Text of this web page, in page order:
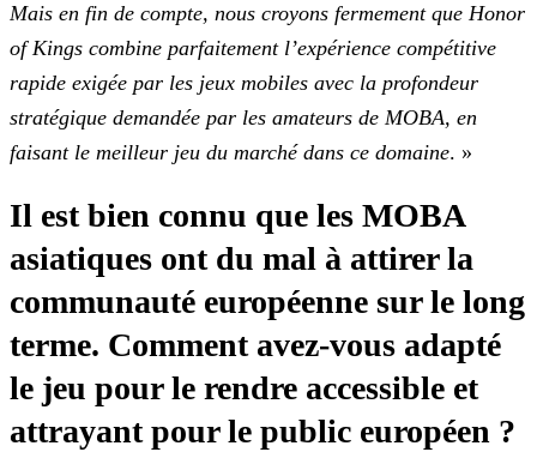
Mais en fin de compte, nous croyons fermement que Honor
of Kings combine parfaitement l’expérience compétitive
rapide exigée par les jeux mobiles avec la profondeur
stratégique demandée par les amateurs de MOBA, en
faisant le meilleur jeu du marché dans ce domaine. »
Il est bien connu que les MOBA
asiatiques ont du mal à attirer la
communauté européenne sur le long
terme. Comment avez-vous adapté
le jeu pour le rendre accessible et
attrayant pourle public européen ?